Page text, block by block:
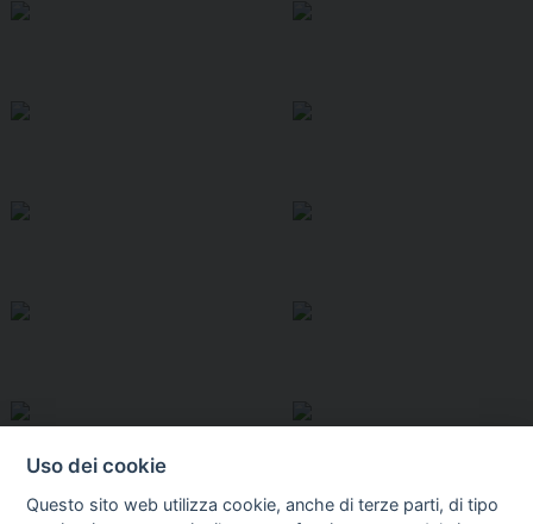
Uso dei cookie
Questo sito web utilizza cookie, anche di terze parti, di tipo